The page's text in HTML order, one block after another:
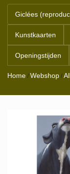
Giclées
Kunstkaarten
Openingstijden
Home / Webshop /